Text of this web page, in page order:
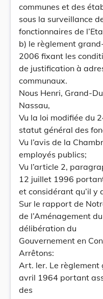
communes et des
sous la surveillance
fonctionnaires de
b) le règlement
2006 fixant les
de justification à
communaux.
Nous Henri, Grand-
Nassau,
Vu la loi modifiée du
statut général des
Vu l’avis de la
employés publics;
Vu l’article 2,
12 juillet 1996
et considérant qu’il y
Sur le rapport de
de l’Aménagement
délibération du
Gouvernement en
Arrêtons:
Art. ler. Le
avril 1964 portant
des